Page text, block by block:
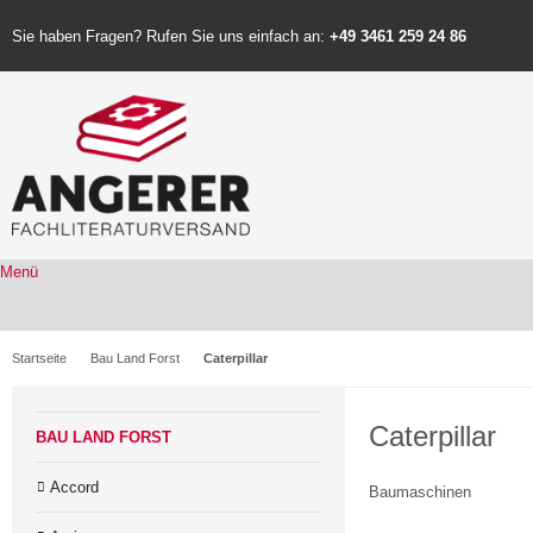
Sie haben Fragen? Rufen Sie uns einfach an: +49 3461 259 24 86
Menü
Startseite Bau Land Forst Caterpillar
Caterpillar
Baumaschinen
BAU LAND FORST
Accord